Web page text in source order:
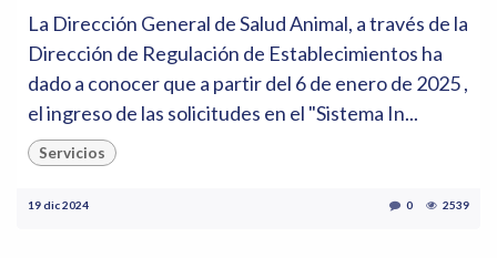
La Dirección General de Salud Animal, a través de la
Dirección de Regulación de Establecimientos ha
dado a conocer que a partir del 6 de enero de 2025 ,
el ingreso de las solicitudes en el "Sistema In...
Servicios
19 dic 2024 0 2539